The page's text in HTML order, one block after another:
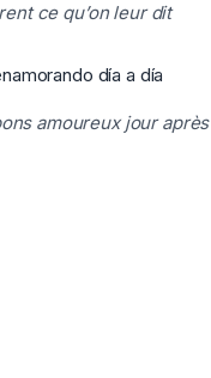
ce qu’on leur dit
día a día
amoureux jour après